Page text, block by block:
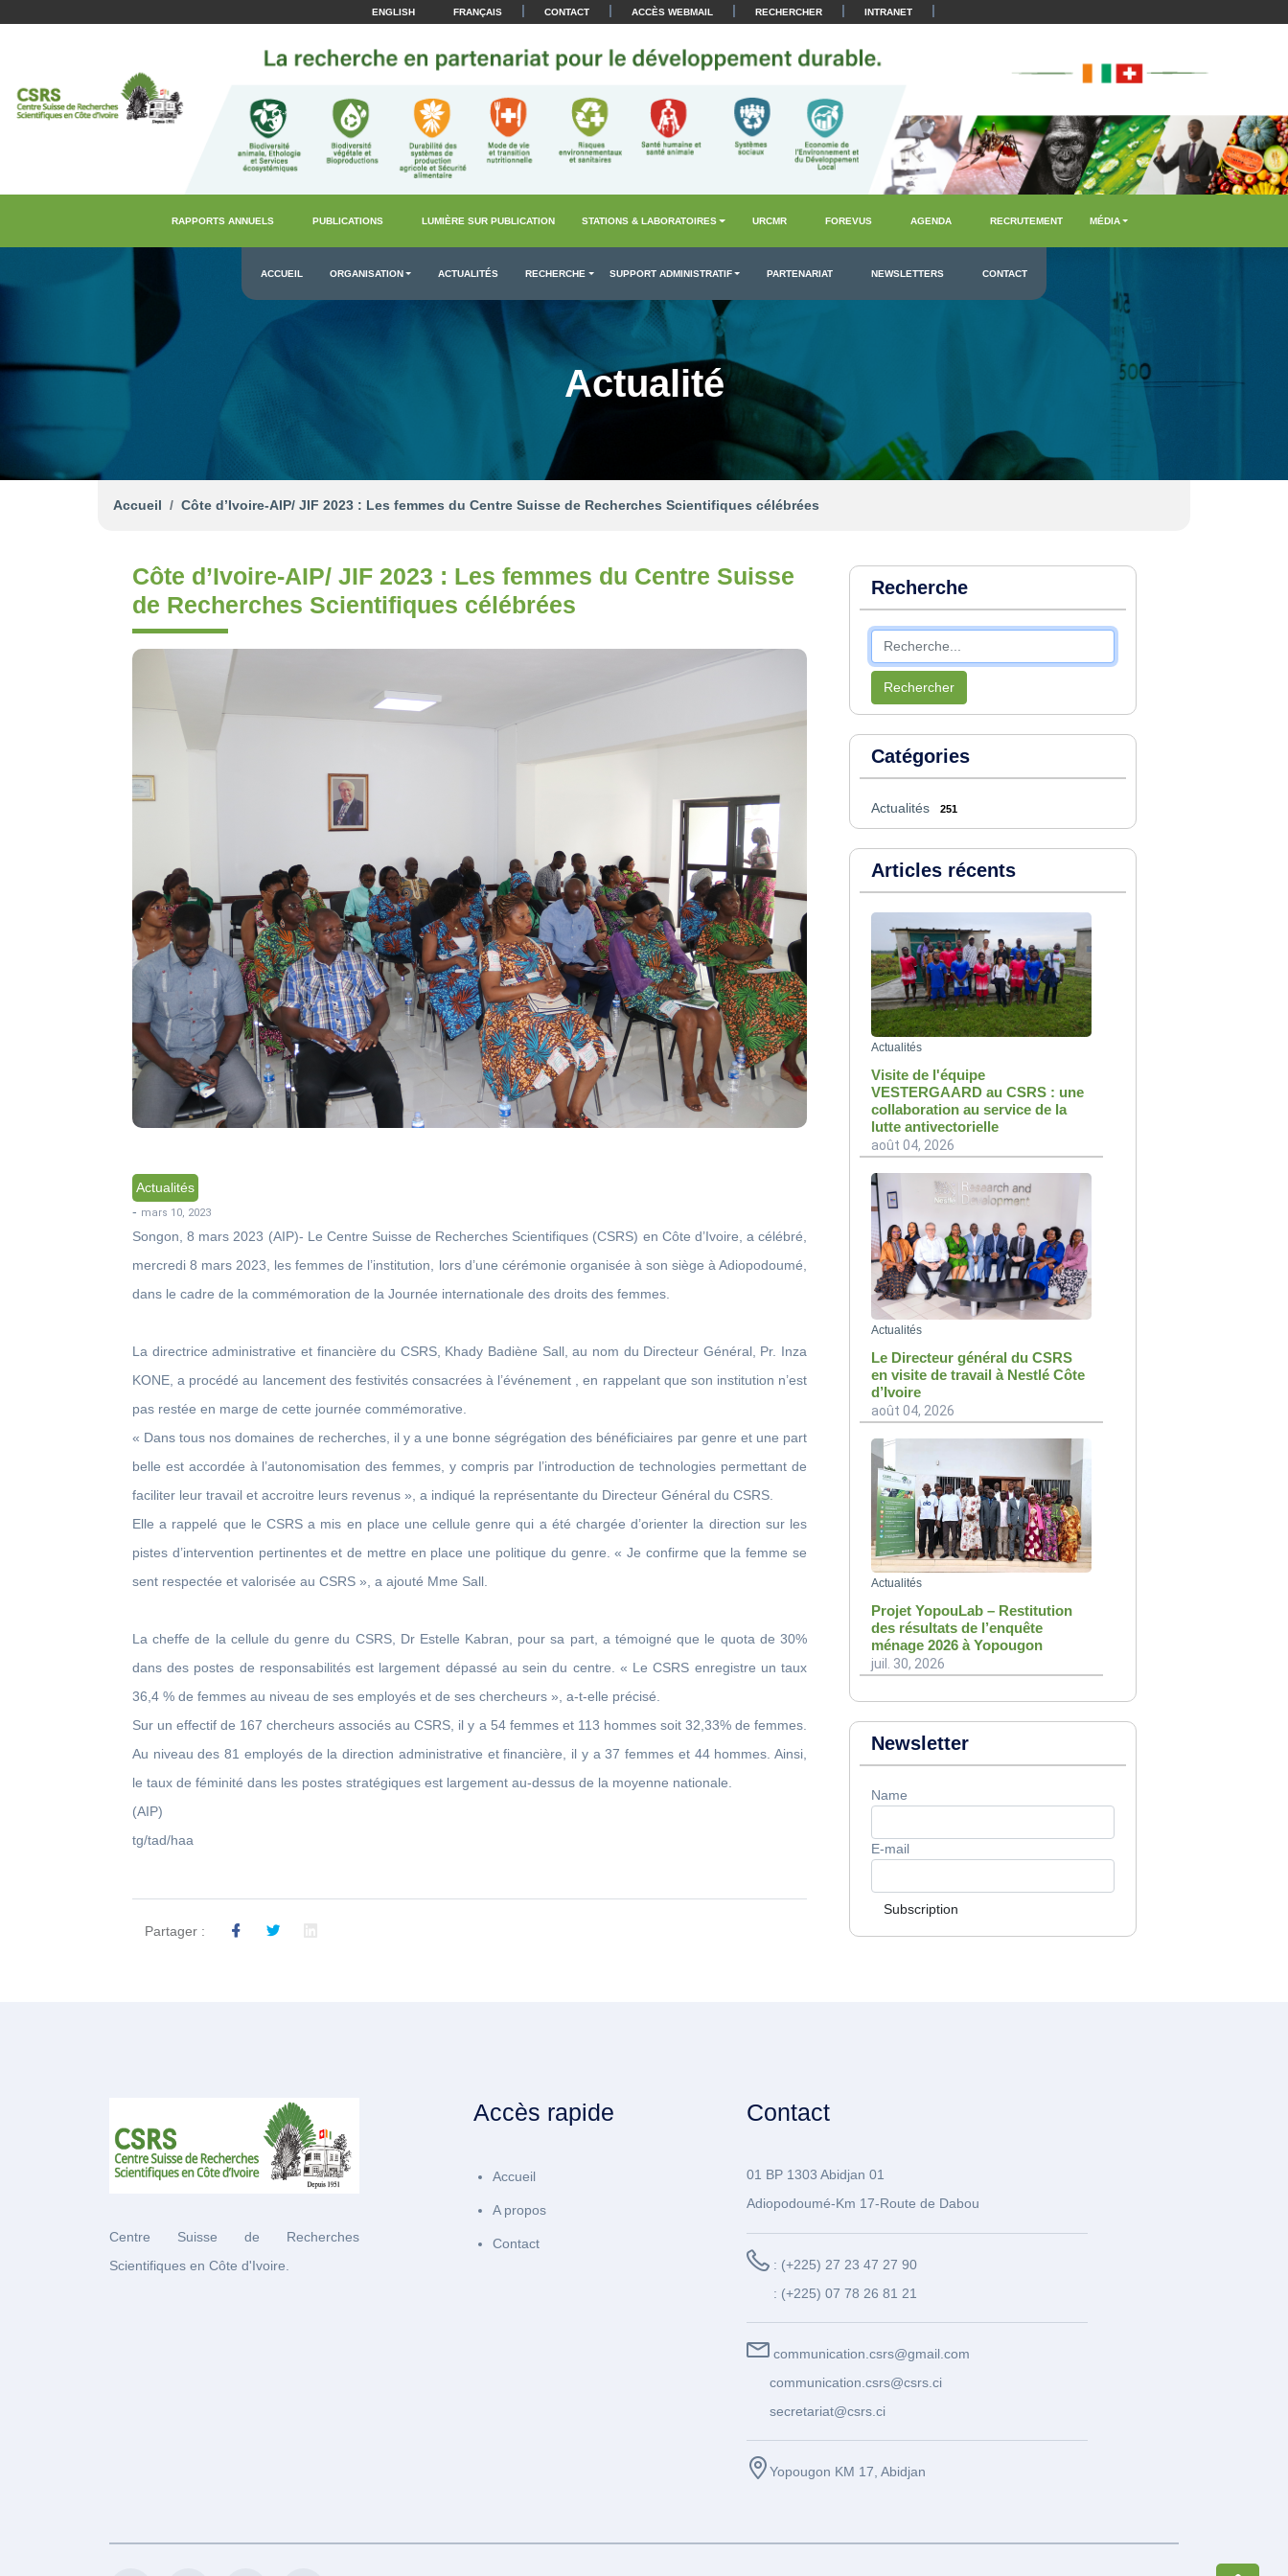
ENGLISH FRANÇAIS | CONTACT | ACCÈS WEBMAIL | RECHERCHER | INTRANET |
RAPPORTS ANNUELS PUBLICATIONS LUMIÈRE SUR PUBLICATION STATIONS & LABORATOIRES URCMR FOREVUS AGENDA RECRUTEMENT MÉDIA
ACCUEIL ORGANISATION ACTUALITÉS RECHERCHE SUPPORT ADMINISTRATIF PARTENARIAT NEWSLETTERS CONTACT
Actualité
Accueil Côte d’Ivoire-AIP/ JIF 2023 : Les femmes du Centre Suisse de Recherches Scientifiques célébrées
Côte d’Ivoire-AIP/ JIF 2023 : Les femmes du Centre Suisse
de Recherches Scientifiques célébrées
Actualités
- mars 10, 2023
Songon, 8 mars 2023 (AIP)- Le Centre Suisse de Recherches Scientifiques (CSRS) en Côte d’Ivoire, a célébré,
mercredi 8 mars 2023, les femmes de l’institution, lors d’une cérémonie organisée à son siège à Adiopodoumé,
dans le cadre de la commémoration de la Journée internationale des droits des femmes.
La directrice administrative et financière du CSRS, Khady Badiène Sall, au nom du Directeur Général, Pr. Inza
KONE, a procédé au lancement des festivités consacrées à l’événement , en rappelant que son institution n’est
pas restée en marge de cette journée commémorative.
« Dans tous nos domaines de recherches, il y a une bonne ségrégation des bénéficiaires par genre et une part
belle est accordée à l’autonomisation des femmes, y compris par l’introduction de technologies permettant de
faciliter leur travail et accroitre leurs revenus », a indiqué la représentante du Directeur Général du CSRS.
Elle a rappelé que le CSRS a mis en place une cellule genre qui a été chargée d’orienter la direction sur les
pistes d’intervention pertinentes et de mettre en place une politique du genre. « Je confirme que la femme se
sent respectée et valorisée au CSRS », a ajouté Mme Sall.
La cheffe de la cellule du genre du CSRS, Dr Estelle Kabran, pour sa part, a témoigné que le quota de 30%
dans des postes de responsabilités est largement dépassé au sein du centre. « Le CSRS enregistre un taux
36,4 % de femmes au niveau de ses employés et de ses chercheurs », a-t-elle précisé.
Sur un effectif de 167 chercheurs associés au CSRS, il y a 54 femmes et 113 hommes soit 32,33% de femmes.
Au niveau des 81 employés de la direction administrative et financière, il y a 37 femmes et 44 hommes. Ainsi,
le taux de féminité dans les postes stratégiques est largement au-dessus de la moyenne nationale.
(AIP)
tg/tad/haa
Partager :
Recherche
Rechercher
Catégories
Actualités 251
Articles récents
Actualités
Visite de l'équipe
VESTERGAARD au CSRS : une
collaboration au service de la
lutte antivectorielle
août 04, 2026
Actualités
Le Directeur général du CSRS
en visite de travail à Nestlé Côte
d’Ivoire
août 04, 2026
Actualités
Projet YopouLab – Restitution
des résultats de l’enquête
ménage 2026 à Yopougon
juil. 30, 2026
Newsletter
Name
E-mail
Subscription
Centre Suisse de Recherches
Scientifiques en Côte d'Ivoire.
Accès rapide
Accueil
A propos
Contact
Contact
01 BP 1303 Abidjan 01
Adiopodoumé-Km 17-Route de Dabou
: (+225) 27 23 47 27 90
: (+225) 07 78 26 81 21
communication.csrs@gmail.com
communication.csrs@csrs.ci
secretariat@csrs.ci
Yopougon KM 17, Abidjan